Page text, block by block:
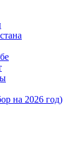
на 2026 год)